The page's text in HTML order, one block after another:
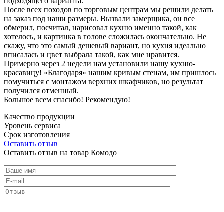
После всех походов по торговым центрам мы решили делать
на заказ под наши размеры. Вызвали замерщика, он все
обмерил, посчитал, нарисовал кухню именно такой, как
хотелось, и картинка в голове сложилась окончательно. Не
скажу, что это самый дешевый вариант, но кухня идеально
вписалась и цвет выбрала такой, как мне нравится.
Примерно через 2 недели нам установили нашу кухню-
красавицу! «Благодаря» нашим кривым стенам, им пришлось
помучиться с монтажом верхних шкафчиков, но результат
получился отменный.
Большое всем спасибо! Рекомендую!
Качество продукции
Уровень сервиса
Срок изготовления
Оставить отзыв
Оставить отзыв на товар Комодо